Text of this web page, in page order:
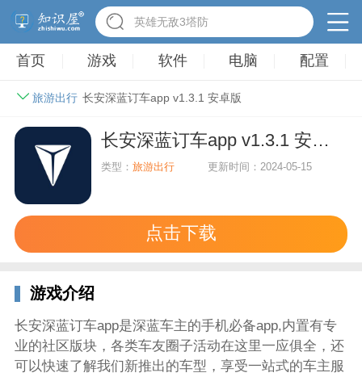
英雄无敌3塔防
首页 游戏 软件 电脑 配置
旅游出行 长安深蓝订车app v1.3.1 安卓版
长安深蓝订车app v1.3.1 安卓版
类型：旅游出行 更新时间：2024-05-15
点击下载
游戏介绍
长安深蓝订车app是深蓝车主的手机必备app,内置有专
业的社区版块，各类车友圈子活动在这里一应俱全，还
可以快速了解我们新推出的车型，享受一站式的车主服